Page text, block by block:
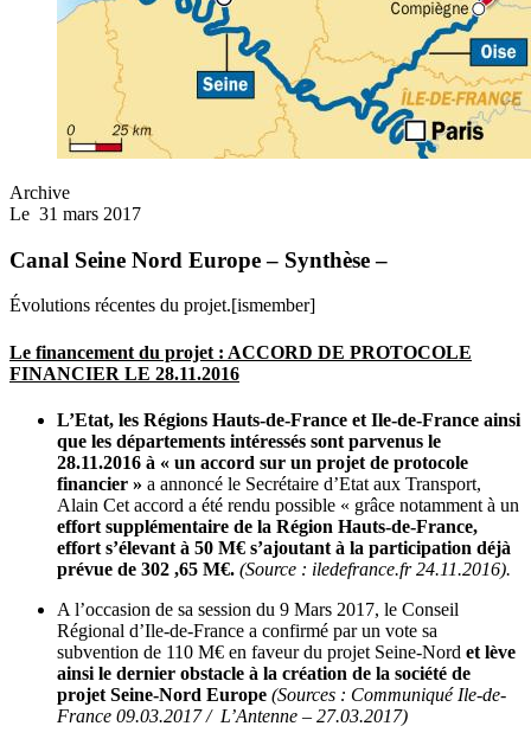
Archive
Le 31 mars 2017
Canal Seine Nord Europe – Synthèse –
Évolutions récentes du projet.[ismember]
Le financement du projet : ACCORD DE PROTOCOLE
FINANCIER LE 28.11.2016
L’Etat, les Régions Hauts-de-France et Ile-de-France ainsi
que les départements intéressés sont parvenus le
28.11.2016 à « un accord sur un projet de protocole
financier » a annoncé le Secrétaire d’Etat aux Transport,
Alain Cet accord a été rendu possible « grâce notamment à un
effort supplémentaire de la Région Hauts-de-France,
effort s’élevant à 50 M€ s’ajoutant à la participation déjà
prévue de 302 ,65 M€. (Source : iledefrance.fr 24.11.2016).
A l’occasion de sa session du 9 Mars 2017, le Conseil
Régional d’Ile-de-France a confirmé par un vote sa
subvention de 110 M€ en faveur du projet Seine-Nord et lève
ainsi le dernier obstacle à la création de la société de
projet Seine-Nord Europe (Sources : Communiqué Ile-de-
France 09.03.2017 / L’Antenne – 27.03.2017)